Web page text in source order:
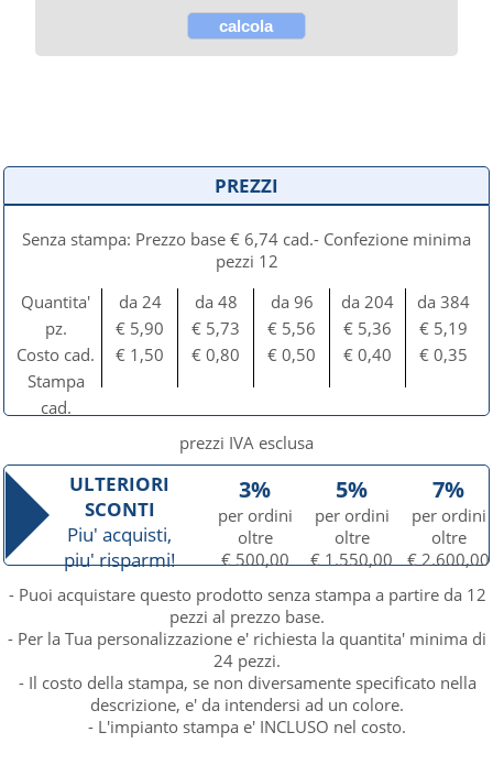
PREZZI
Senza stampa: Prezzo base € 6,74 cad.- Confezione minima
pezzi 12
Quantita'
pz.
Costo cad.
Stampa
cad.
da 24
€ 5,90
€ 1,50
da 48
€ 5,73
€ 0,80
da 96
€ 5,56
€ 0,50
da 204
€ 5,36
€ 0,40
da 384
€ 5,19
€ 0,35
prezzi IVA esclusa
ULTERIORI
SCONTI
Piu' acquisti,
piu' risparmi!
3%
per ordini
oltre
€ 500,00
5%
per ordini
oltre
€ 1.550,00
7%
per ordini
oltre
€ 2.600,00
- Puoi acquistare questo prodotto senza stampa a partire da 12
pezzi al prezzo base.
- Per la Tua personalizzazione e' richiesta la quantita' minima di
24 pezzi.
- Il costo della stampa, se non diversamente specificato nella
descrizione, e' da intendersi ad un colore.
- L'impianto stampa e' INCLUSO nel costo.